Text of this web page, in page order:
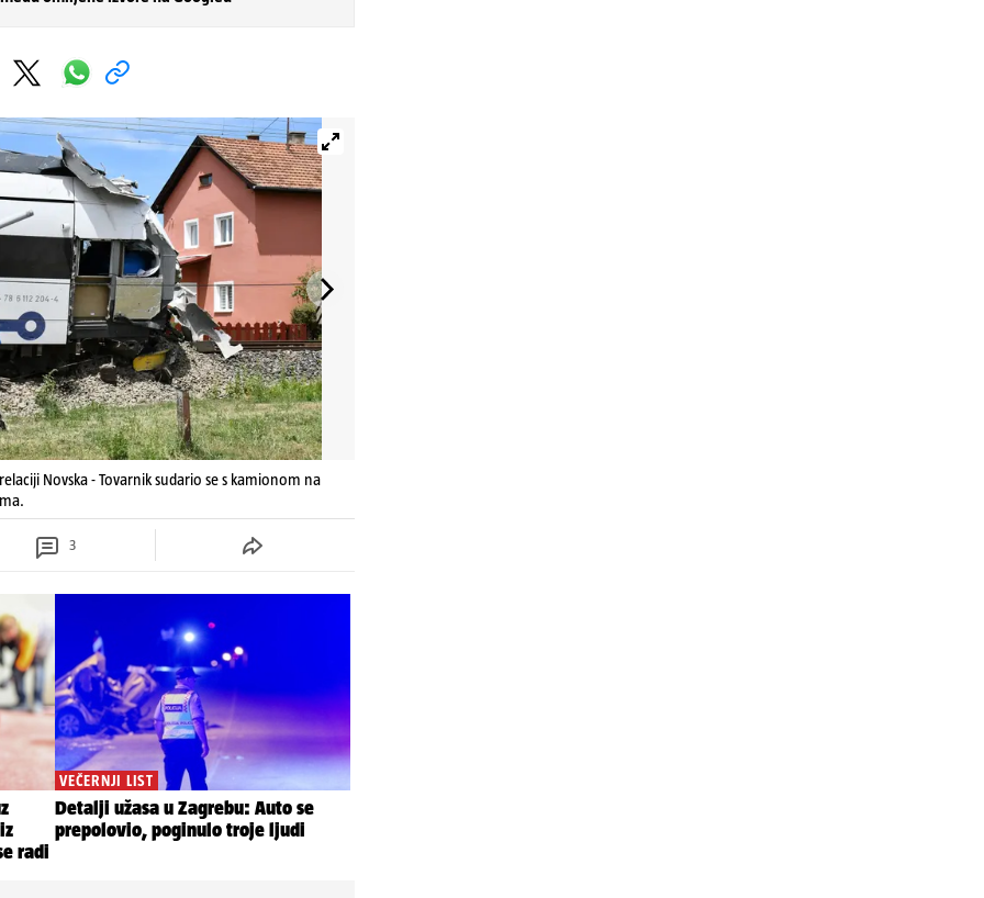
Novska - Tovarnik sudario se s kamionom na
3